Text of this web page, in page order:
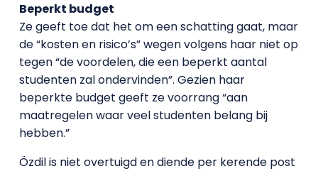
Beperkt budget
Ze geeft toe dat het om een schatting gaat, maar
de “kosten en risico’s” wegen volgens haar niet op
tegen “de voordelen, die een beperkt aantal
studenten zal ondervinden”. Gezien haar
beperkte budget geeft ze voorrang “aan
maatregelen waar veel studenten belang bij
hebben.”
Özdil is niet overtuigd en diende per kerende post